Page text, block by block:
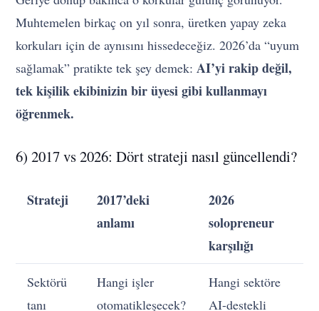
Muhtemelen birkaç on yıl sonra, üretken yapay zeka
korkuları için de aynısını hissedeceğiz. 2026’da “uyum
sağlamak” pratikte tek şey demek: AI’yi rakip değil,
tek kişilik ekibinizin bir üyesi gibi kullanmayı
öğrenmek.
6) 2017 vs 2026: Dört strateji nasıl güncellendi?
Strateji
2017’deki
anlamı
2026
solopreneur
karşılığı
Sektörü
tanı
Hangi işler
otomatikleşecek?
Hangi sektöre
AI-destekli